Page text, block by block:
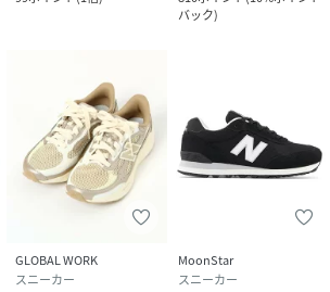
バック)
GLOBAL WORK
スニーカー
MoonStar
スニーカー